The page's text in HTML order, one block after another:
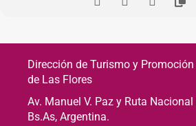
Dirección de Turismo y
de Las Flores
Av. Manuel V. Paz y Ruta Nacional
Bs.As, Argentina.